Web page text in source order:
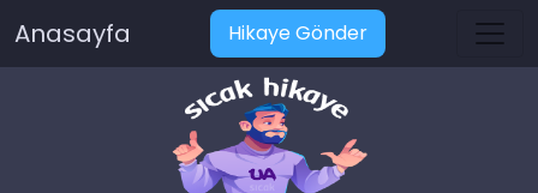
Anasayfa Hikaye Gönder